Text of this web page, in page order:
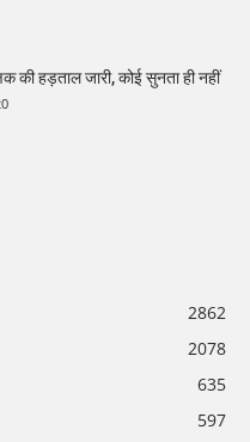
की हड़ताल जारी, कोई सुनता ही नहीं
2862
2078
635
597